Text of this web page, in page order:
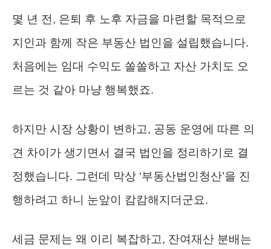
몇 년 전, 은퇴 후 노후 자금을 마련할 목적으로
지인과 함께 작은 부동산 법인을 설립했습니다.
처음에는 임대 수익도 쏠쏠하고 자산 가치도 오
르는 것 같아 마냥 행복했죠.
하지만 시장 상황이 변하고, 공동 운영에 따른 의
견 차이가 생기면서 결국 법인을 정리하기로 결
정했습니다. 그런데 막상 ‘부동산법인청산’을 진
행하려고 하니 눈앞이 캄캄해지더군요.
세금 문제는 왜 이리 복잡하고, 잔여재산 분배는